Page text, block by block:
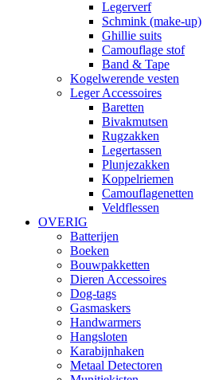
Legerverf
Schmink (make-up)
Ghillie suits
Camouflage stof
Band & Tape
Kogelwerende vesten
Leger Accessoires
Baretten
Bivakmutsen
Rugzakken
Legertassen
Plunjezakken
Koppelriemen
Camouflagenetten
Veldflessen
OVERIG
Batterijen
Boeken
Bouwpakketten
Dieren Accessoires
Dog-tags
Gasmaskers
Handwarmers
Hangsloten
Karabijnhaken
Metaal Detectoren